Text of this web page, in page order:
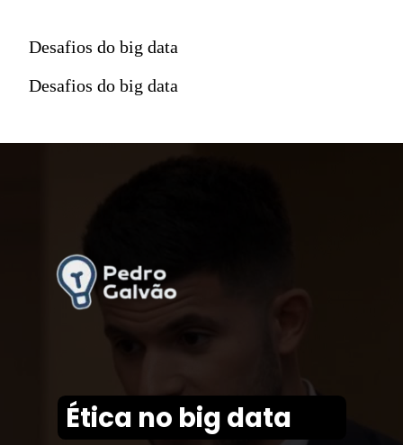
Desafios do big data
Desafios do big data
Ética no big data